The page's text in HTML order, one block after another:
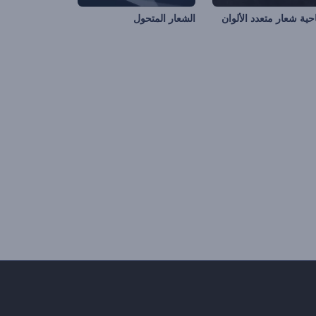
شعار متعدد الألوان الشعار المتحول